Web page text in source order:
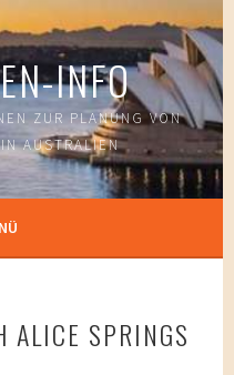
INFO
ZUR PLANUNG VON
AUSTRALIEN
ALICE SPRINGS